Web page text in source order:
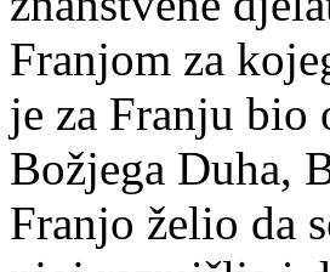
Franjom za
je za Franju bio
Božjega Duha,
Franjo želio da